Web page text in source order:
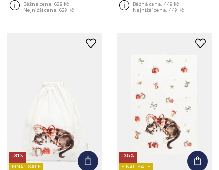
Běžná cena: 629 Kč
Nejnižší cena: 629 Kč
Běžná cena: 449 Kč
Nejnižší cena: 449 Kč
-31%
FINAL SALE
-35%
FINAL SALE